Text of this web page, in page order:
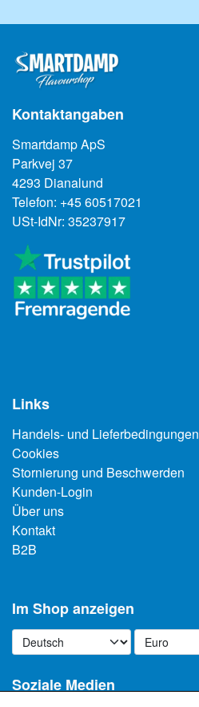
Kontaktangaben
Smartdamp ApS
Parkvej 37
4293 Dianalund
Telefon: +45 60517021
USt-IdNr: 35237917
Links
Handels- und Lieferbedingungen
Cookies
Stornierung und Beschwerden
Kunden-Login
Über uns
Kontakt
B2B
Im Shop anzeigen
Soziale Medien